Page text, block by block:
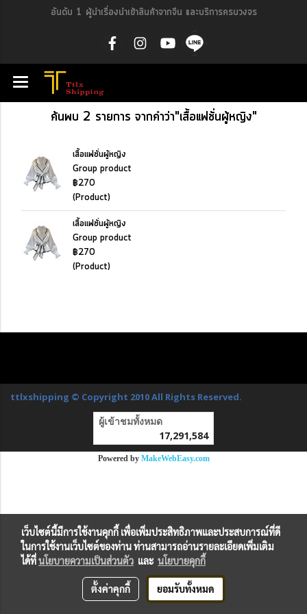
อันดับ 1 ผู้นำเรื่องนำเข้าสินค้าจากจีน และบริการครบวงจร
ค้นพบ 2 รายการ จากคำว่า"เสื้อแฟชั่นผู้หญิง"
เสื้อแฟชั่นผู้หญิง
Group product
฿270
(Product)
เสื้อแฟชั่นผู้หญิง
Group product
฿270
(Product)
ttlxshipping © Copyright 2010 All Rights Reserved.
ผู้เข้าชมทั้งหมด
17,291,584
Powered by MakeWebEasy.com
เว็บไซต์นี้มีการใช้งานคุกกี้ เพื่อเพิ่มประสิทธิภาพและประสบการณ์ที่ดี
ในการใช้งานเว็บไซต์ของท่าน ท่านสามารถอ่านรายละเอียดเพิ่มเติม
ได้ที่นโยบายความเป็นส่วนตัว และ นโยบายคุกกี้
ตั้งค่าคุกกี้ ยอมรับทั้งหมด